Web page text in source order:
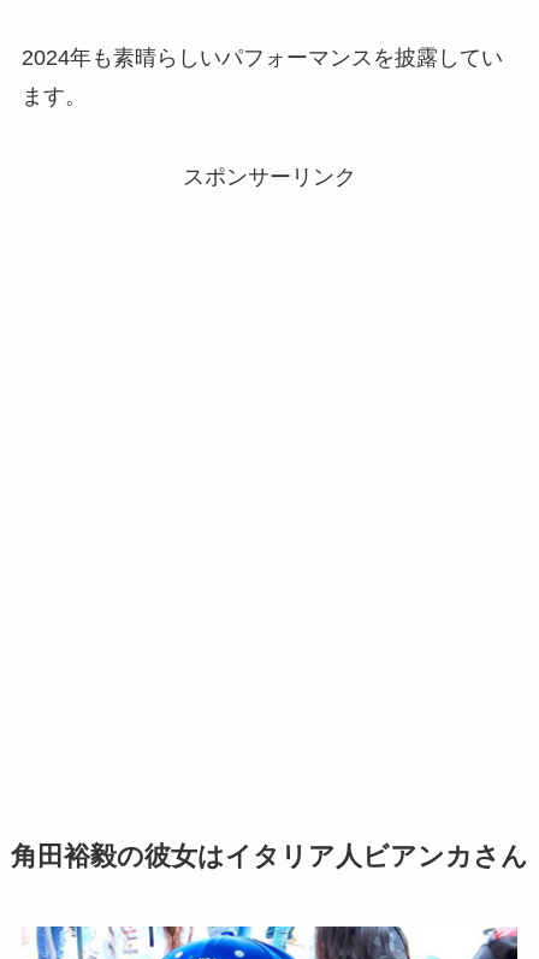
2024年も素晴らしいパフォーマンスを披露してい
ます。
スポンサーリンク
角田裕毅の彼女はイタリア人ビアンカさん